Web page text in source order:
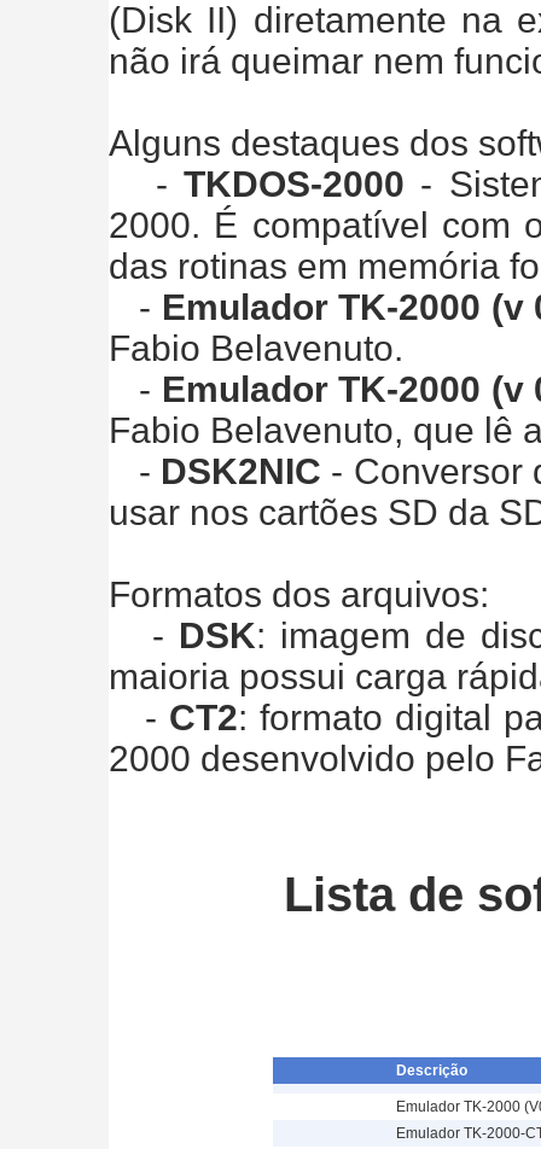
(Disk II) diretamente na
não irá queimar nem
Alguns destaques dos
-TKDOS-2000 -
2000. É compatível com
das rotinas em memória
- Emulador TK-2000 (v
Fabio Belavenuto.
- Emulador TK-2000 (v
Fabio Belavenuto, que lê
- DSK2NIC - Conversor
usar nos cartões SD da
Formatos dos arquivos:
- DSK: imagem de
maioria possui carga
- CT2: formato digital
2000 desenvolvido pelo
Lista de
Descrição
Emulador TK-2000
Emulador TK-2000-